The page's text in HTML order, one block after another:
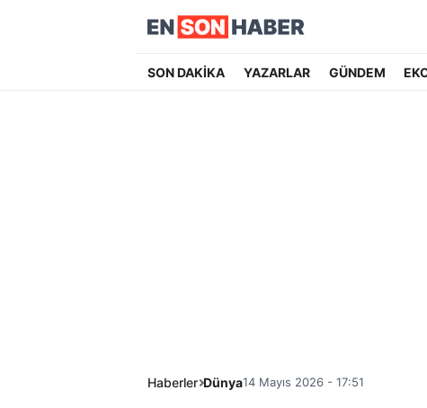
SON DAKİKA YAZARLAR GÜNDEM
Haberler Dünya14 Mayıs 2026 - 17:51